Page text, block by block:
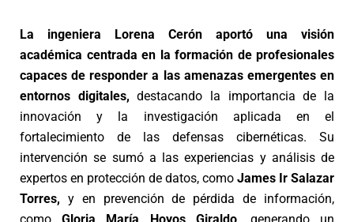
La ingeniera Lorena Cerón aportó una visión
académica centrada en la formación de profesionales
capaces de responder a las amenazas emergentes en
entornos digitales, destacando la importancia de la
innovación y la investigación aplicada en el
fortalecimiento de las defensas cibernéticas. Su
intervención se sumó a las experiencias y análisis de
expertos en protección de datos, como James Ir Salazar
Torres, y en prevención de pérdida de información,
comoGloria María Hoyos Giraldo, generando un